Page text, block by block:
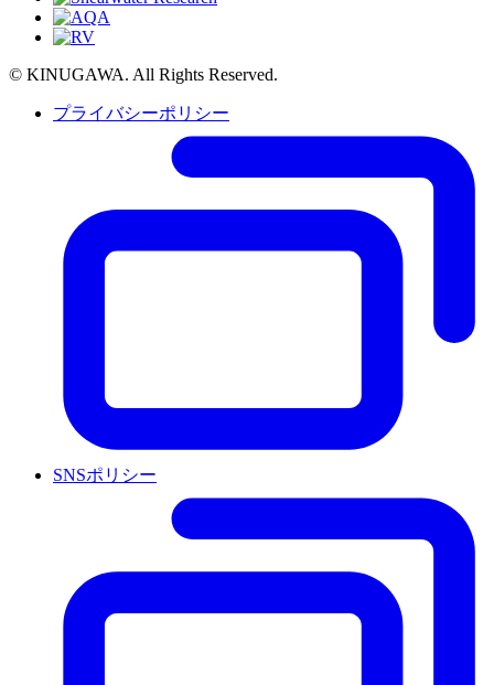
© KINUGAWA. All Rights Reserved.
プライバシーポリシー
SNSポリシー